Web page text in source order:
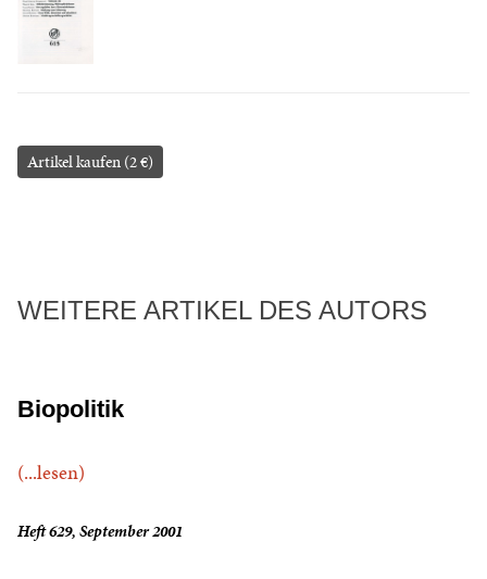
Artikel kaufen (2 €)
WEITERE ARTIKEL DES AUTORS
Biopolitik
(...lesen)
Heft 629, September 2001